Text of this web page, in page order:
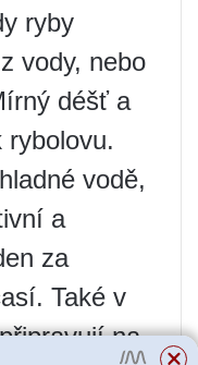
ryby
vody, nebo
déšť a
vodě,
a
za
Také v
na